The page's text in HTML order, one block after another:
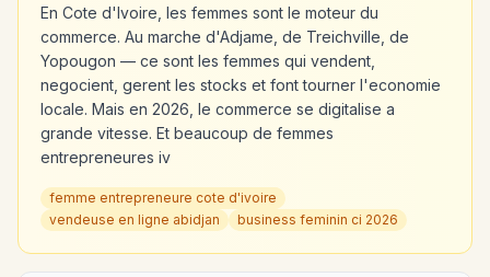
En Cote d'Ivoire, les femmes sont le moteur du
commerce. Au marche d'Adjame, de Treichville, de
Yopougon — ce sont les femmes qui vendent,
negocient, gerent les stocks et font tourner l'economie
locale. Mais en 2026, le commerce se digitalise a
grande vitesse. Et beaucoup de femmes
entrepreneures iv
femme entrepreneure cote d'ivoire
vendeuse en ligne abidjan
business feminin ci 2026